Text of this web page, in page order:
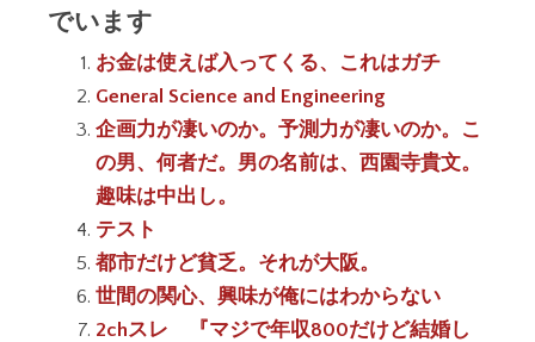
でいます
お金は使えば入ってくる、これはガチ
General Science and Engineering
企画力が凄いのか。予測力が凄いのか。こ
の男、何者だ。男の名前は、西園寺貴文。
趣味は中出し。
テスト
都市だけど貧乏。それが大阪。
世間の関心、興味が俺にはわからない
2chスレ 『マジで年収800だけど結婚し